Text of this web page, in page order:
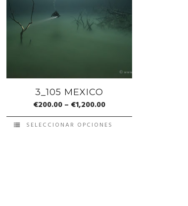
3_105 MEXICO
€200.00– €1,200.00
SELECCIONAR OPCIONES